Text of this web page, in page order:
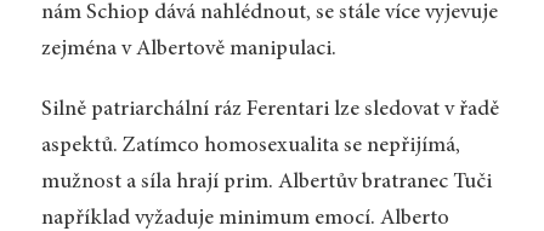
nám Schiop dává nahlédnout, se stále více vyjevuje
zejména v Albertově manipulaci.
Silně patriarchální ráz Ferentari lze sledovat v řadě
aspektů. Zatímco homosexualita se nepřijímá,
mužnost a síla hrají prim. Albertův bratranec Tuči
například vyžaduje minimum emocí. Alberto